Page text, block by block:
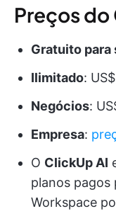
Preços
Gratuito para
Ilimitado:
Negócios:
Empresa:
O ClickUp AI
planos pagos
Workspace